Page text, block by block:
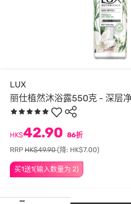
LUX
丽仕植然沐浴露550克 - 深层
买1送1(输入数量为 2)
HK$42.90 86折
RRPHK$49.90(降: HK$7.00)